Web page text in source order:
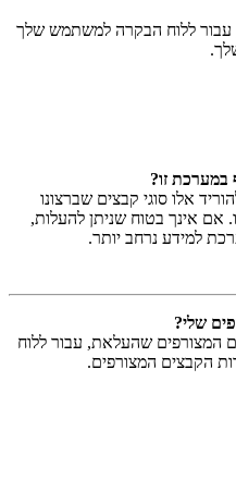
ללוח הבקרה למשתמש שלך
במערכת זו?
אלו סוגי קבצים שברצונו
אינך בטוח שניתן להעלות,
למידע נרחב יותר.
שלי?
המצורפים שהעלאת, עבור ללוח
הקבצים המצורפים.